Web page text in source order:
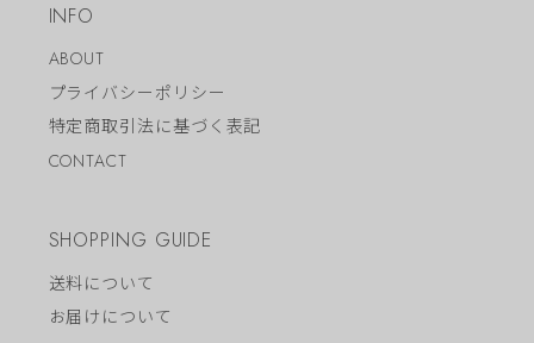
INFO
ABOUT
プライバシーポリシー
特定商取引法に基づく表記
CONTACT
SHOPPING GUIDE
送料について
お届けについて